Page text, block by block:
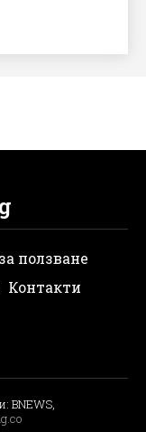
ползване
Контакти
BNEWS,